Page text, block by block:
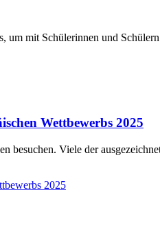
mit Schülerinnen und
Wettbewerbs 2025
Viele der
2025